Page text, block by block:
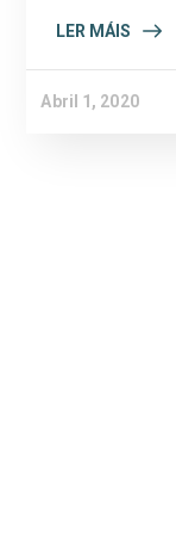
LER MÁIS
Abril 1, 2020